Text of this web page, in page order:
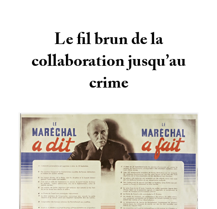
Le fil brun de la
collaboration jusqu’au
crime